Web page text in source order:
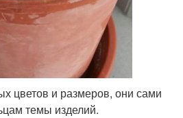
цветов и размеров, они сами
темы изделий.